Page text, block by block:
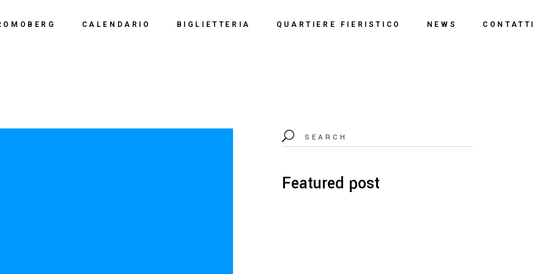
CALENDARIO BIGLIETTERIA QUARTIERE FIERISTICO NEWS CONTATTI
Calendario 2026 Polo Espositivo
Featured post